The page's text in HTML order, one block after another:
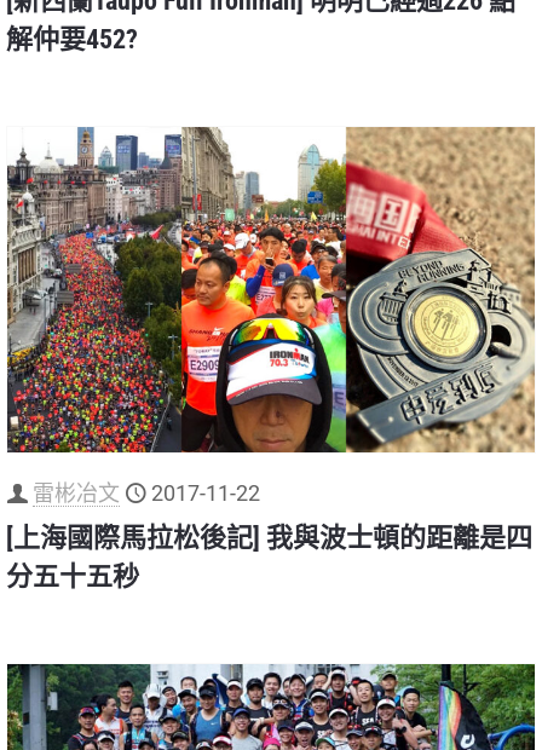
解仲要452?
雷彬冶文 2017-11-22
[上海國際馬拉松後記] 我與波士頓的距離是四
分五十五秒